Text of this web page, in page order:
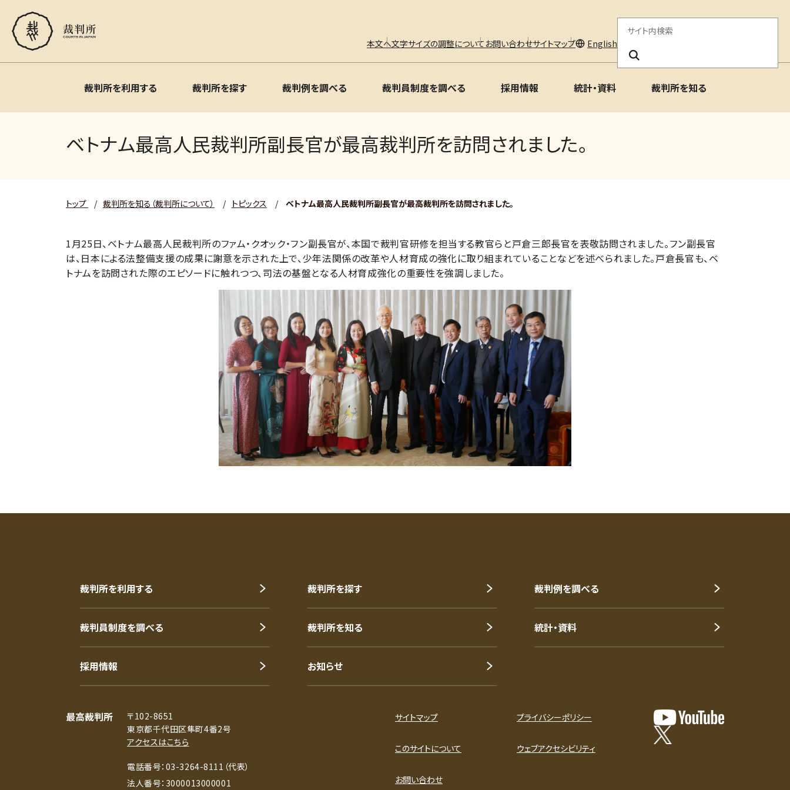
本文へ文字サイズの調整について お問い合わせサイトマップ English
サ
イ
ト
検
裁判所を利用する 裁判所を探す 裁判例を調べる 裁判員制度を調べる 採用情報 統計・資料 裁判所を知る
ベトナム最高人民裁判所副長官が最高裁判所を訪問されました。
トップ / 裁判所を知る（裁判所について） / トピックス / ベトナム最高人民裁判所副長官が最高裁判所を訪問されました。
1月25日、ベトナム最高人民裁判所のファム・クオック・フン副長官が、本国で裁判官研修を担当する教官らと戸倉三郎長官を表敬訪問されました。フン副長官
は、日本による法整備支援の成果に謝意を示された上で、少年法関係の改革や人材育成の強化に取り組まれていることなどを述べられました。戸倉長官も、ベ
トナムを訪問された際のエピソードに触れつつ、司法の基盤となる人材育成強化の重要性を強調しました。
裁判所を利用する 裁判所を探す 裁判例を調べる
裁判員制度を調べる 裁判所を知る 統計・資料
採用情報 お知らせ
最高裁判所
〒102-8651
東京都千代田区隼町4番2号
アクセスはこちら
電話番号：03-3264-8111（代表）
法人番号：3000013000001
サイトマップ プライバシーポリシー
このサイトについて ウェブアクセシビリティ
お問い合わせ